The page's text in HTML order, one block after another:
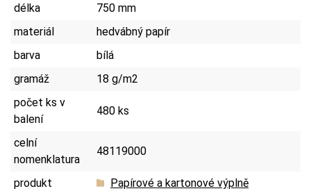
délka
750 mm
materiál
hedvábný papír
barva
bílá
gramáž
18 g/m2
počet ks v
balení
480 ks
celní
nomenklatura
48119000
produkt
Papírové a kartonové výplně